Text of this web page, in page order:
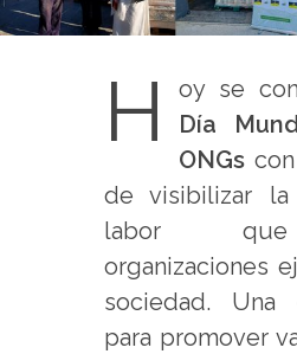
H
oy se
Día
ONGscon
de visibilizar la
labor
organizaciones
sociedad. Una
para promover